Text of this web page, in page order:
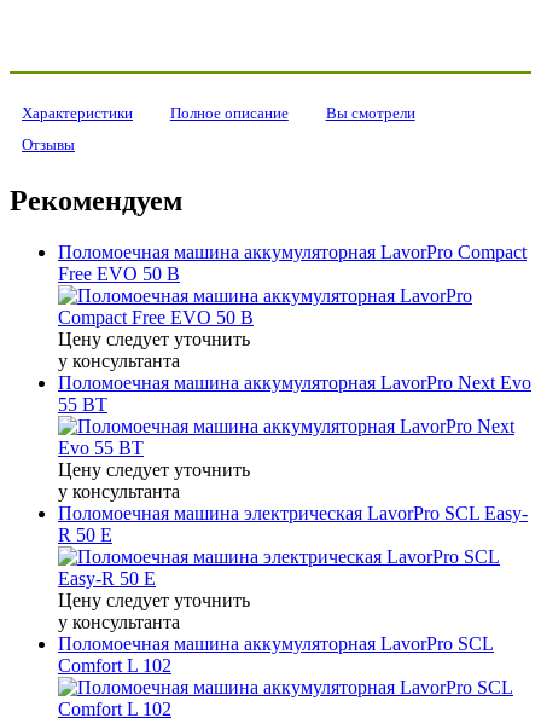
Характеристики Полное описание
Вы смотрели
Отзывы
Рекомендуем
Поломоечная машина аккумуляторная LavorPro Compact
Free EVO 50 B
Цену следует уточнить
у консультанта
Поломоечная машина аккумуляторная LavorPro Next Evo
55 BT
Цену следует уточнить
у консультанта
Поломоечная машина электрическая LavorPro SCL Easy-
R 50 E
Цену следует уточнить
у консультанта
Поломоечная машина аккумуляторная LavorPro SCL
Comfort L 102